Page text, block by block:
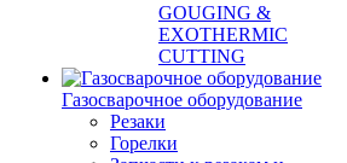
GOUGING &
EXOTHERMIC
CUTTING
Газосварочное оборудование
Резаки
Горелки